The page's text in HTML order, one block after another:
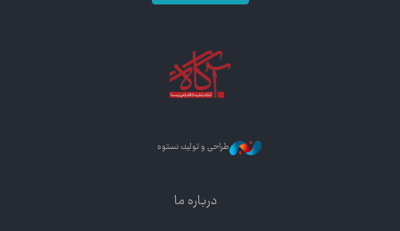
طراحی و تولید: نستوه
درباره ما